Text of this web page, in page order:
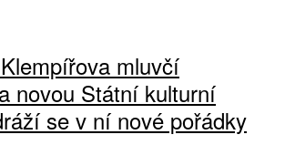
mluvčí
novou Státní kulturní
se v ní nové pořádky